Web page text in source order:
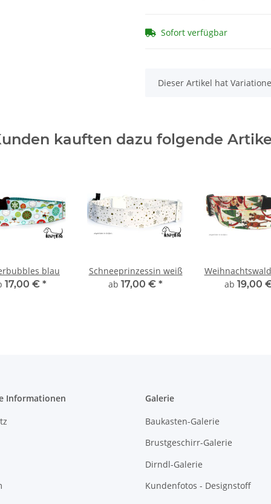
Sofort verfügbar
x
Dieser Artikel hat
kauften dazu folgende
blau
17,00 € *
Schneeprinzessin weiß
ab 17,00 € *
ab 19,00
Informationen Galerie
Baukasten-Galerie
Brustgeschirr-Galerie
Dirndl-Galerie
Kundenfotos - Designstoff